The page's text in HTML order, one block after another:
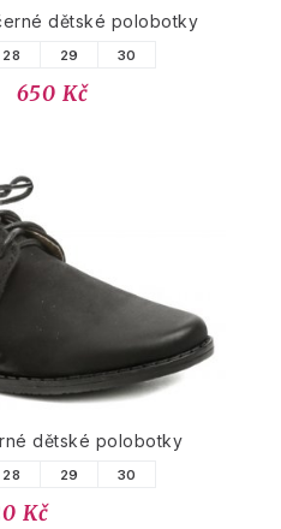
dětské polobotky
28 29 30
650 Kč
dětské polobotky
28 29 30
Kč